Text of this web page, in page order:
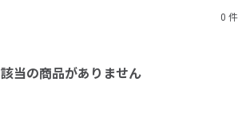
0 件
該当の商品がありません